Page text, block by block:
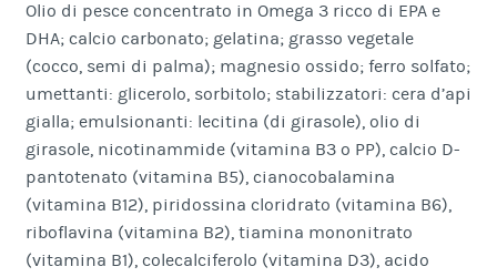
Olio di pesce concentrato in Omega 3 ricco di EPA e
DHA; calcio carbonato; gelatina; grasso vegetale
(cocco, semi di palma); magnesio ossido; ferro solfato;
umettanti: glicerolo, sorbitolo; stabilizzatori: cera d’api
gialla; emulsionanti: lecitina (di girasole), olio di
girasole, nicotinammide (vitamina B3 o PP), calcio D-
pantotenato (vitamina B5), cianocobalamina
(vitamina B12), piridossina cloridrato (vitamina B6),
riboflavina (vitamina B2), tiamina mononitrato
(vitamina B1), colecalciferolo (vitamina D3), acido